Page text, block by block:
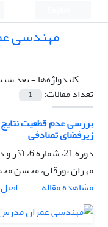
مهندسی
کلیدواژه‌ها =بعد
تعداد مقالات:
1
بررسی عدم قطعیت
زیرفضای تصادفی
دوره 21، شماره 6، آذر و دی 1400، صفحه
مهران پورقلی، محسن
مشاهده مقاله
اصل